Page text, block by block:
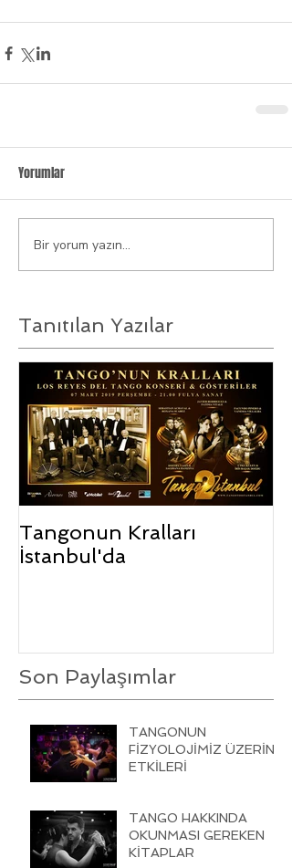
Yorumlar
Bir yorum yazın...
Tanıtılan Yazılar
Tangonun Kralları
İstanbul'da
Son Paylaşımlar
TANGONUN
FİZYOLOJİMİZ ÜZERİNE
ETKİLERİ
TANGO HAKKINDA
OKUNMASI GEREKEN
KİTAPLAR